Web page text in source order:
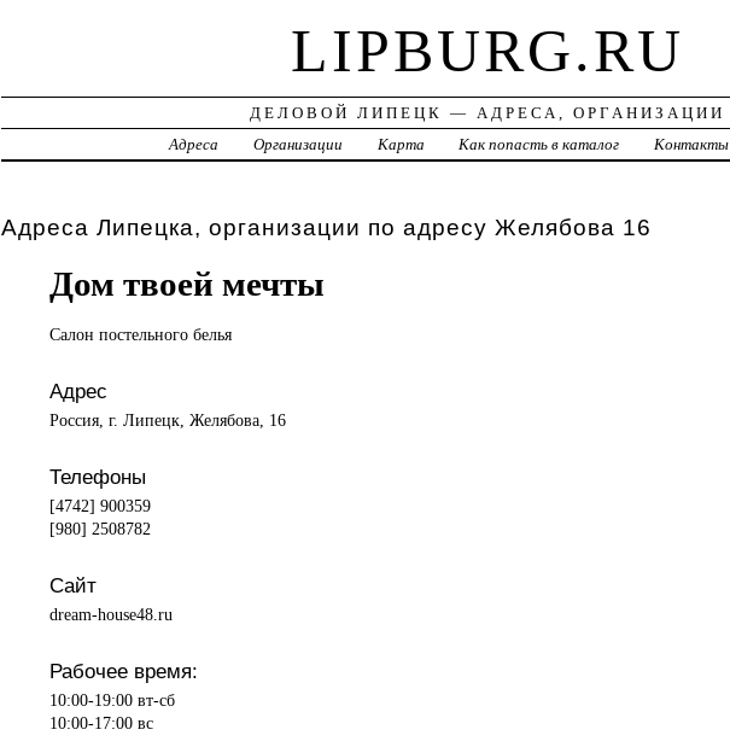
LIPBURG.RU
ДЕЛОВОЙ ЛИПЕЦК — АДРЕСА, ОРГАНИЗАЦИИ
Адреса
Организации Карта Как попасть в каталог Контакты
Адреса Липецка, организации по адресу Желябова 16
Дом твоей мечты
Салон постельного белья
Адрес
Россия, г. Липецк, Желябова, 16
Телефоны
[4742] 900359
[980] 2508782
Сайт
dream-house48.ru
Рабочее время:
10:00-19:00 вт-сб
10:00-17:00 вс